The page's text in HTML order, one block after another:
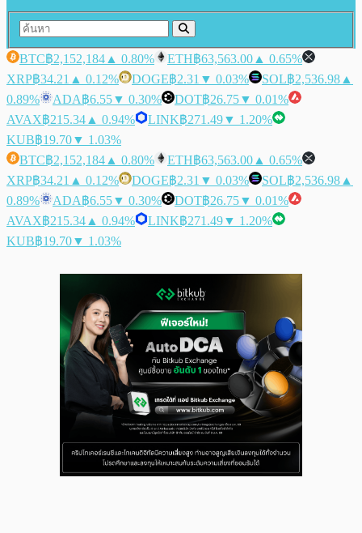
BTC฿2,152,184 ▲ 0.80% ETH฿63,563.00 ▲ 0.65%
XRP฿34.21 ▲ 0.12% DOGE฿2.31 ▼ 0.03% SOL฿2,536.98 ▲
0.89%
ADA฿6.55▼ 0.30% DOT฿26.75▼ 0.01%
AVAX฿215.34 ▲ 0.94% LINK฿271.49▼ 1.20%
KUB฿19.70▼ 1.03%
BTC฿2,152,184 ▲ 0.80% ETH฿63,563.00 ▲ 0.65%
XRP฿34.21 ▲ 0.12% DOGE฿2.31 ▼ 0.03% SOL฿2,536.98 ▲
0.89%
ADA฿6.55▼ 0.30% DOT฿26.75▼ 0.01%
AVAX฿215.34 ▲ 0.94% LINK฿271.49▼ 1.20%
KUB฿19.70▼ 1.03%